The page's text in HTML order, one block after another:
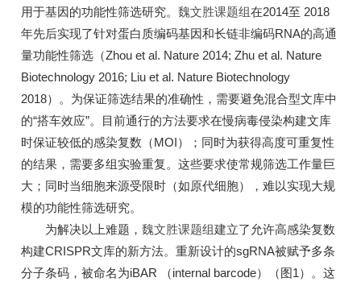
用于基因的功能性筛选研究。 魏文胜课题组在2014至 2018
年先后实现了针对蛋白质编码基因和长链非编码RNA的高通
量功能性筛选（Zhou et al. Nature 2014; Zhu et al. Nature
Biotechnology 2016; Liu et al. Nature Biotechnology
2018）。为保证筛选结果的准确性，需要避免混合型文库中
的“搭车效应”。目前通行的方法要求在慢病毒侵染构建文库
时保证较低的感染复数（MOI）；同时为获得高度可重复性
的结果，需要多组实验重复。这些要求使常规筛选工作量巨
大；同时当细胞来源受限时（如原代细胞），难以实现大规
模的功能性筛选研究。
为解决以上难题， 魏文胜课题组建立了允许高感染复数
构建CRISPR文库的新方法。重新设计的sgRNA被赋予多条
分子条码，被命名为iBAR （internal barcode）（图1）。这